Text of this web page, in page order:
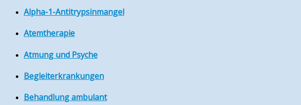
Alpha-1-Antitrypsinmangel
Atemtherapie
Atmung und Psyche
Begleiterkrankungen
Behandlung ambulant